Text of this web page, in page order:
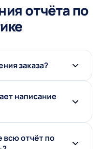
отчёта по
заказа?
написание
всю отчёт по